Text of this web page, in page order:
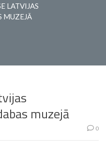
LATVIJAS
MUZEJĀ
muzejā
0